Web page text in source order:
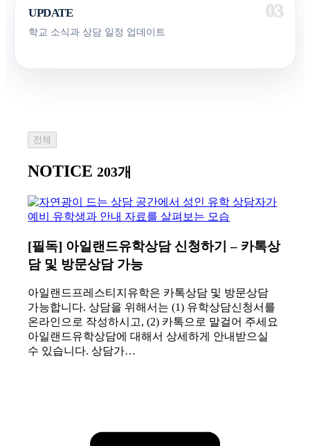
UPDATE
학교 소식과 상담 일정 업데이트
전체
NOTICE203개
[필독] 아일랜드유학상담 신청하기 – 카톡상
담 및 방문상담 가능
아일랜드프레스티지유학은 카톡상담 및 방문상담
가능합니다. 상담을 위해서는 (1) 유학상담신청서를
온라인으로 작성하시고, (2) 카톡으로 말걸어 주세요
아일랜드유학상담에 대해서 상세하게 안내받으실
수 있습니다. 상담가…